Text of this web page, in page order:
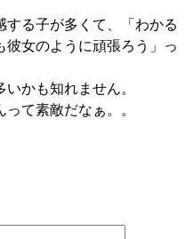
る子が多くて、「わかる
彼女のように頑張ろう」っ
かも知れません。
て素敵だなぁ。。